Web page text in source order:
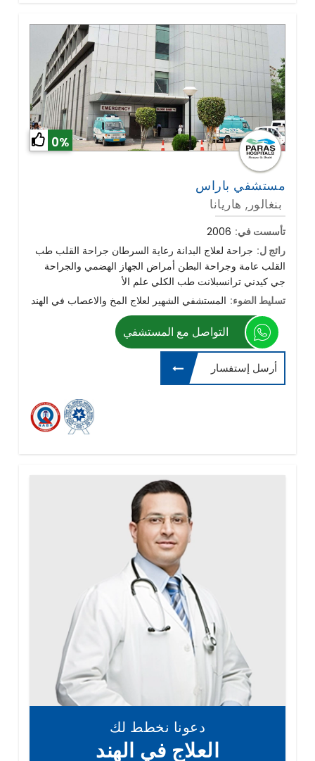
0%
مستشفي باراس
بنغالور, هاريانا
تأسست في: 2006
رائج ل: جراحة لعلاج البدانة رعاية السرطان جراحة القلب طب
القلب عامة وجراحة البطن أمراض الجهاز الهضمي والجراحة
جي كيدني ترانسبلانت طب الكلي علم الأ
تسليط الضوء: المستشفي الشهير لعلاج المخ والاعصاب في الهند
التواصل مع المستشفي
أرسل إستفسار
دعونا نخطط لك
العلاج في الهند